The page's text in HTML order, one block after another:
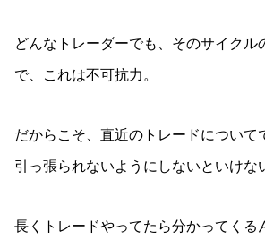
どんなトレーダーでも、そのサイクル
で、これは不可抗力。
だからこそ、直近のトレードについて
引っ張られないようにしないといけな
長くトレードやってたら分かってくる